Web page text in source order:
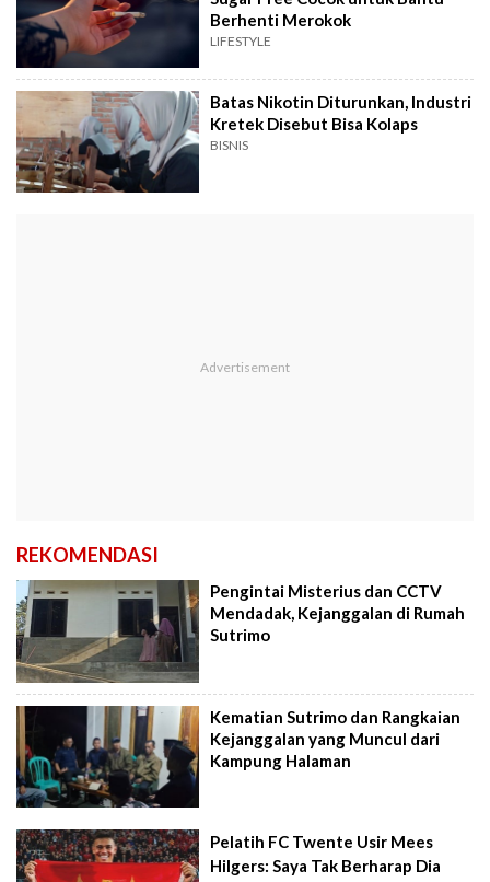
Berhenti Merokok
LIFESTYLE
Batas Nikotin Diturunkan, Industri
Kretek Disebut Bisa Kolaps
BISNIS
REKOMENDASI
Pengintai Misterius dan CCTV
Mendadak, Kejanggalan di Rumah
Sutrimo
Kematian Sutrimo dan Rangkaian
Kejanggalan yang Muncul dari
Kampung Halaman
Pelatih FC Twente Usir Mees
Hilgers: Saya Tak Berharap Dia